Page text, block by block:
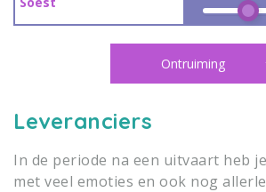
Ontruiming
Leveranciers
In de periode na een uitvaart heb
met veel emoties en ook nog